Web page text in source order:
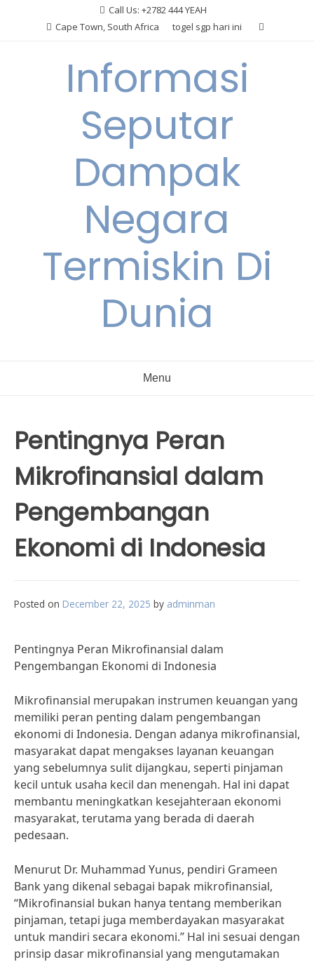
Call Us: +2782 444 YEAH
Cape Town, South Africa
togel sgp hari ini
Informasi
Seputar
Dampak
Negara
Termiskin Di
Dunia
Menu
Pentingnya Peran
Mikrofinansial dalam
Pengembangan
Ekonomi di Indonesia
Posted on December 22, 2025 by adminman
Pentingnya Peran Mikrofinansial dalam
Pengembangan Ekonomi di Indonesia
Mikrofinansial merupakan instrumen keuangan yang
memiliki peran penting dalam pengembangan
ekonomi di Indonesia. Dengan adanya mikrofinansial,
masyarakat dapat mengakses layanan keuangan
yang sebelumnya sulit dijangkau, seperti pinjaman
kecil untuk usaha kecil dan menengah. Hal ini dapat
membantu meningkatkan kesejahteraan ekonomi
masyarakat, terutama yang berada di daerah
pedesaan.
Menurut Dr. Muhammad Yunus, pendiri Grameen
Bank yang dikenal sebagai bapak mikrofinansial,
“Mikrofinansial bukan hanya tentang memberikan
pinjaman, tetapi juga memberdayakan masyarakat
untuk mandiri secara ekonomi.” Hal ini sesuai dengan
prinsip dasar mikrofinansial yang mengutamakan